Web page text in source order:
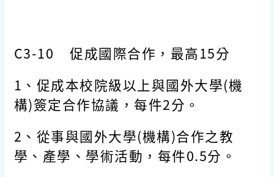
C3-10 促成國際合作，最高15分
1、促成本校院級以上與國外大學(機
構)簽定合作協議，每件2分。
2、從事與國外大學(機構)合作之教
學、產學、學術活動，每件0.5分。